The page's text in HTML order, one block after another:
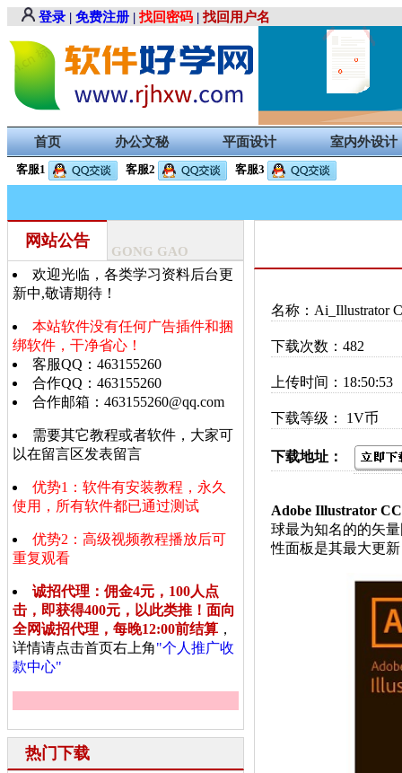
登录 | 免费注册 | 找回密码 | 找回用户名
首页 办公文秘 平面设计 室内外设计
客服1 客服2 客服3
网站公告
GONG GAO
欢迎光临，各类学习资料后台更
新中,敬请期待！
本站软件没有任何广告插件和捆
绑软件，干净省心！
客服QQ：463155260
合作QQ：463155260
合作邮箱：463155260@qq.com
需要其它教程或者软件，大家可
以在留言区发表留言
优势1：软件有安装教程，永久
使用，所有软件都已通过测试
优势2：高级视频教程播放后可
重复观看
诚招代理：佣金4元，100人点
击，即获得400元，以此类推！面向
全网诚招代理，每晚12:00前结算 ，
详情请点击首页右上角"个人推广收
款中心"
热门下载
名称：Ai_Illustrator
下载次数：482
上传时间：18:50:53
下载等级： 1V币
下载地址：
Adobe Illustrator
球最为知名的的矢
性面板是其最大更